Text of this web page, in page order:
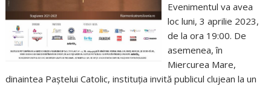
Evenimentul va avea
loc luni, 3 aprilie 2023,
de la ora 19:00. De
asemenea, în
Miercurea Mare,
dinaintea Paștelui Catolic, instituția invită publicul clujean la un